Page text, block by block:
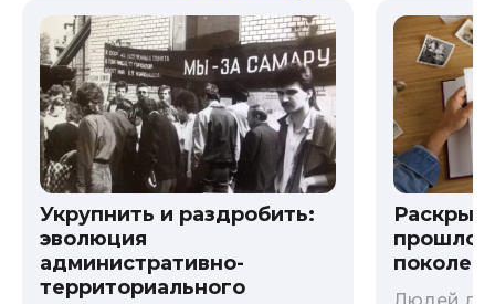
Укрупнить и раздробить:
эволюция
административно-
территориального